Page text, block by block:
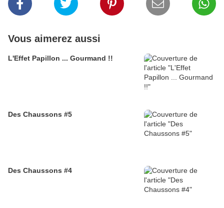
Vous aimerez aussi
L'Effet Papillon ... Gourmand !!
Des Chaussons #5
Des Chaussons #4